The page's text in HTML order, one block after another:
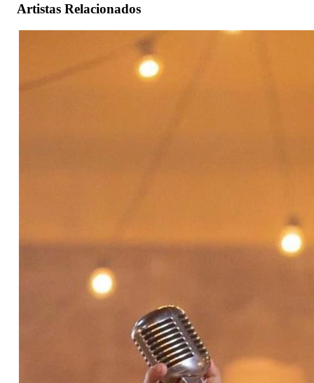
Artistas Relacionados